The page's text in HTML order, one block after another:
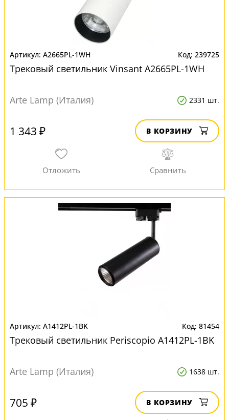
A2665PL-1WH 239725
Трековый светильник Vinsant A2665PL-1WH
Arte Lamp (Италия) 2331 шт.
1 343 ₽ В КОРЗИНУ
A1412PL-1BK 81454
Трековый светильник Periscopio A1412PL-1BK
Arte Lamp (Италия) 1638 шт.
705 ₽ В КОРЗИНУ